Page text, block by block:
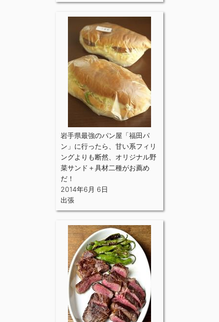
岩手県最強のパン屋「福田パ
ン」に行ったら、甘い系フィリ
ングよりも断然、オリジナル野
菜サンド＋具材二種がお薦め
だ！
2014年6月 6日
出張